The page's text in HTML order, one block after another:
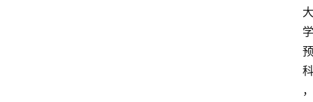
大
学
预
科
，